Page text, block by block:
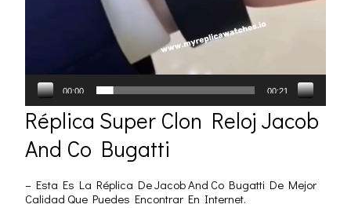
00:00 00:21
Réplica Super Clon Reloj Jacob
And Co Bugatti
– Esta Es La Réplica De Jacob And Co Bugatti De Mejor
Calidad Que Puedes Encontrar En Internet.